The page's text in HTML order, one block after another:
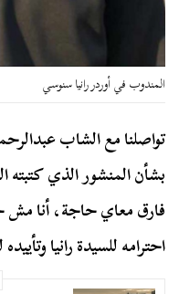
المندوب في أوردر رانيا سنوسي
تواصلنا مع الشاب
بشأن المنشور الذي كتبته
فارق معاي حاجة، أنا مش
احترامه للسيدة رانيا